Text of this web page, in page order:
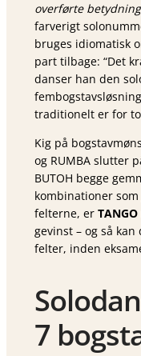
overførte
farverigt
bruges idiomatisk
part tilbage: “Det
danser han den
traditionelt er for
Kig på
og RUMBA slutter
BUTOH begge
kombinationer som
felterne, er TANGO
gevinst – og så
felter, inden
7